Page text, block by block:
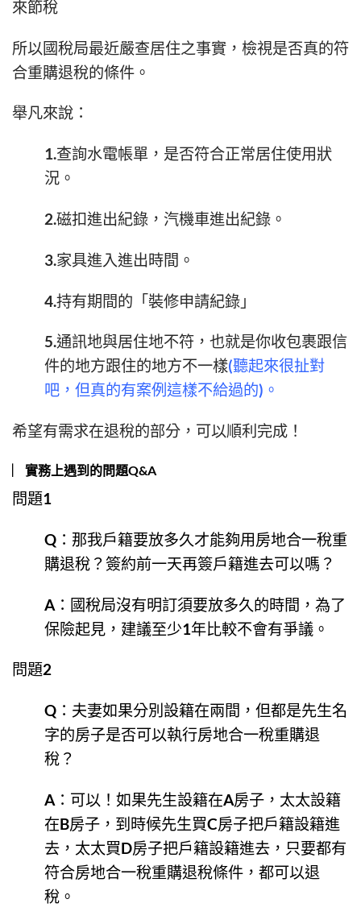
來節稅
所以國稅局最近嚴查居住之事實，檢視是否真的符
合重購退稅的條件。
舉凡來說：
1.查詢水電帳單，是否符合正常居住使用狀
況。
2.磁扣進出紀錄，汽機車進出紀錄。
3.家具進入進出時間。
4.持有期間的「裝修申請紀錄」
5.通訊地與居住地不符，也就是你收包裹跟信
件的地方跟住的地方不一樣(聽起來很扯對
吧，但真的有案例這樣不給過的)。
希望有需求在退稅的部分，可以順利完成！
︳實務上遇到的問題Q&A
問題1
Q：那我戶籍要放多久才能夠用房地合一稅重
購退稅？簽約前一天再簽戶籍進去可以嗎？
A：國稅局沒有明訂須要放多久的時間，為了
保險起見，建議至少1年比較不會有爭議。
問題2
Q：夫妻如果分別設籍在兩間，但都是先生名
字的房子是否可以執行房地合一稅重購退
稅？
A：可以！如果先生設籍在A房子，太太設籍
在B房子，到時候先生買C房子把戶籍設籍進
去，太太買D房子把戶籍設籍進去，只要都有
符合房地合一稅重購退稅條件，都可以退
稅。